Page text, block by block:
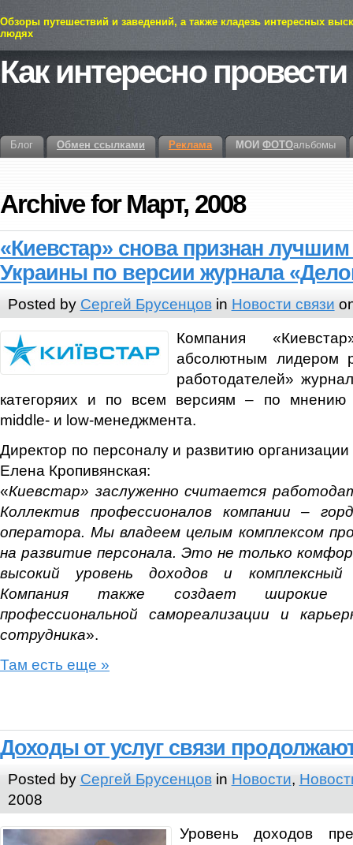
Обзоры путешествий и заведений, а также кладезь интересных
людях
Как интересно
Блог Обмен ссылками Реклама МОИ ФОТОальбомы
Archive for Март, 2008
«Киевстар» снова признан
Украины по версии журнала
Posted by Сергей Брусенцовin Новости связи
Компания
абсолютным лидером
работодателей»
категоряих и по всем версиям – по мнению
middle- и low-менеджмента.
Директор по персоналу и развитию
Елена Кропивянская:
«Киевстар» заслуженно считается
Коллектив профессионалов компании –
оператора. Мы владеем целым комплексом
на развитие персонала. Это не только
высокий уровень доходов и
Компания также создает широкие
профессиональной самореализации и
сотрудника».
Там есть еще »
Доходы от услуг связи
Posted by Сергей Брусенцовin Новости,
2008
Уровень доходов